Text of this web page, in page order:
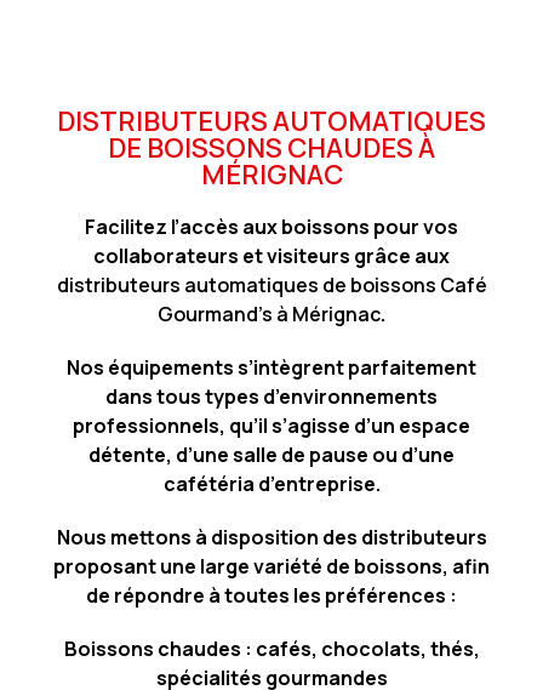
DISTRIBUTEURS AUTOMATIQUES
DE BOISSONS CHAUDES À
MÉRIGNAC
Facilitez l’accès aux boissons pour vos
collaborateurs et visiteurs grâce aux
distributeurs automatiques de boissons Café
Gourmand’s à Mérignac.
Nos équipements s’intègrent parfaitement
dans tous types d’environnements
professionnels, qu’il s’agisse d’un espace
détente, d’une salle de pause ou d’une
cafétéria d’entreprise.
Nous mettons à disposition des distributeurs
proposant une large variété de boissons, afin
de répondre à toutes les préférences :
Boissons chaudes : cafés, chocolats, thés,
spécialités gourmandes